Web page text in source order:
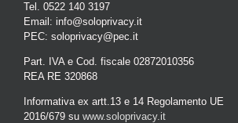
Tel. 0522 140 3197
Email: info@soloprivacy.it
PEC: soloprivacy@pec.it
Part. IVA e Cod. fiscale 02872010356
REA RE 320868
Informativa ex artt.13 e 14 Regolamento UE
2016/679 su www.soloprivacy.it